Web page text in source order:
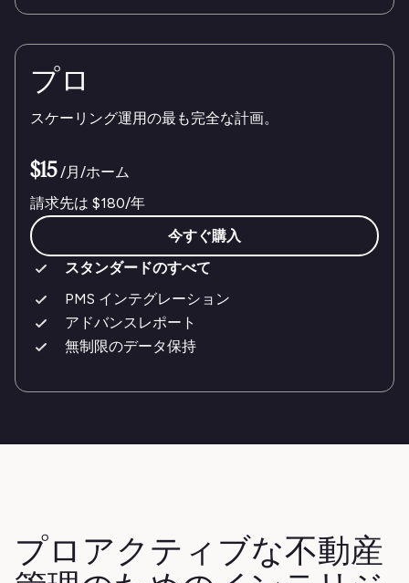
プロ
スケーリング運用の最も完全な計画。
$15 /月/ホーム
請求先は $180/年
今すぐ購入
スタンダードのすべて
PMS インテグレーション
アドバンスレポート
無制限のデータ保持
プロアクティブな不動産